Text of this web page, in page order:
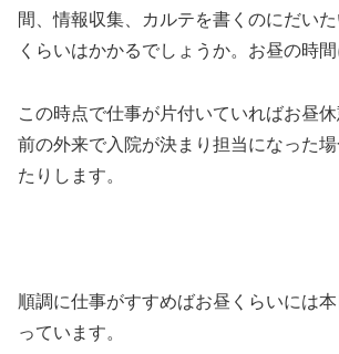
間、情報収集、カルテを書くのにだい
くらいはかかるでしょうか。お昼の時間
この時点で仕事が片付いていればお昼
前の外来で入院が決まり担当になった
たりします。
順調に仕事がすすめばお昼くらいには
っています。